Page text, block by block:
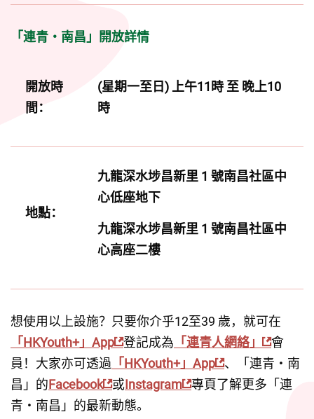
「連青・南昌」開放詳情
開放時
間：
(星期一至日) 上午11時 至 晚上10
時
地點：
九龍深水埗昌新里 1 號南昌社區中
心低座地下
九龍深水埗昌新里 1 號南昌社區中
心高座二樓
想使用以上設施？只要你介乎12至39 歲，就可在
「HKYouth+」App 登記成為 「連青人網絡」
會
員！大家亦可透過 「HKYouth+」App 、「連青・南
昌」的Facebook 或Instagram 專頁了解更多「連
青・南昌」的最新動態。